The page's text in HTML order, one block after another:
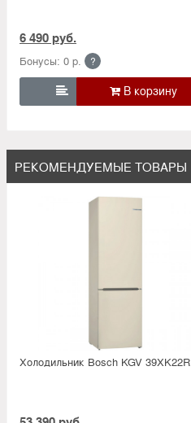
6 490 руб.
Бонусы: 0 р. ?

РЕКОМЕНДУЕМЫЕ ТОВАРЫ
Холодильник Bosсh KGV 39XK22R